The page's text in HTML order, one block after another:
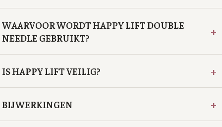
WAARVOOR WORDT HAPPY LIFT DOUBLE
NEEDLE GEBRUIKT?
+
IS HAPPY LIFT VEILIG? +
BIJWERKINGEN +